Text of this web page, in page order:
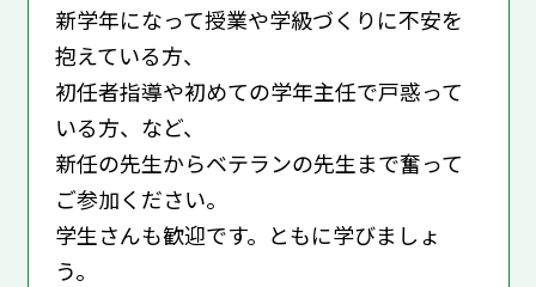
新学年になって授業や学級づくりに不安を
抱えている方、
初任者指導や初めての学年主任で戸惑って
いる方、など、
新任の先生からベテランの先生まで奮って
ご参加ください。
学生さんも歓迎です。ともに学びましょ
う。